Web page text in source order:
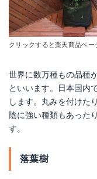
クリックすると楽天商品ペー
世界に数万種もの品種
といいます。日本国内
します。丸みを付けた
陰に強い種類もあった
す。
落葉樹